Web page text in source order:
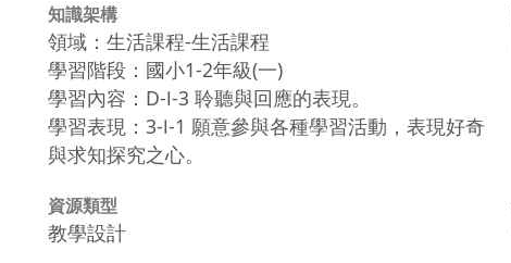
知識架構
領域：生活課程-生活課程
學習階段：國小1-2年級(一)
學習內容：D-Ⅰ-3 聆聽與回應的表現。
學習表現：3-Ⅰ-1 願意參與各種學習活動，表現好奇
與求知探究之心。
資源類型
教學設計